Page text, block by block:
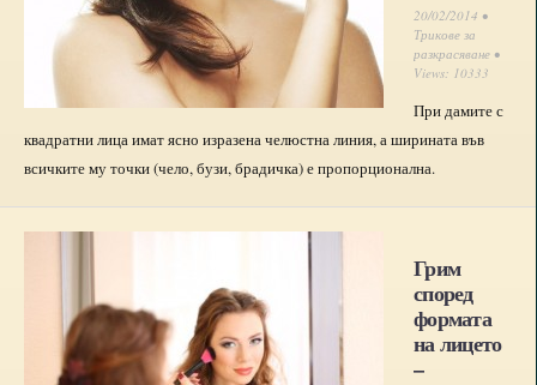
20/02/2014 •
Трикове за
разкрасяване •
Views: 10333
При дамите с
квадратни лица имат ясно изразена челюстна линия, а ширината във
всичките му точки (чело, бузи, брадичка) е пропорционална.
Грим
според
формата
на лицето
–